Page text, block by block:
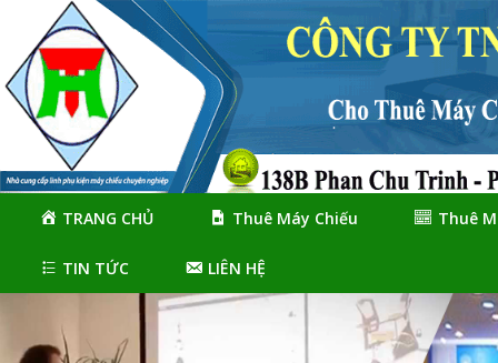
navigation
content
TRANG CHỦ Thuê Máy Chiếu Thuê
TIN TỨC LIÊN HỆ